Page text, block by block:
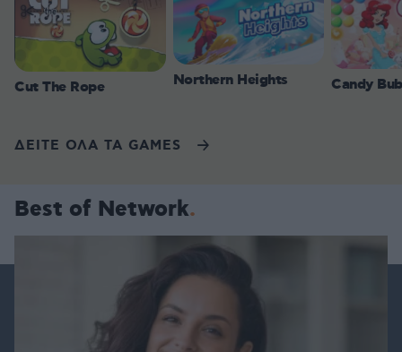
Cut The Rope Northern Heights Candy
ΔΕΙΤΕ ΟΛΑ ΤΑ GAMES
Best of Network